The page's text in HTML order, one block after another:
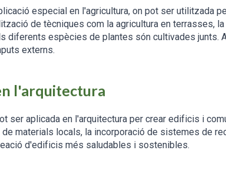
especial en l'agricultura, on pot ser
de tècniques com la agricultura en terrasses,
diferents espècies de plantes són cultivades
externs.
l'arquitectura
ser aplicada en l'arquitectura per crear edificis i
materials locals, la incorporació de sistemes de
d'edificis més saludables i sostenibles.